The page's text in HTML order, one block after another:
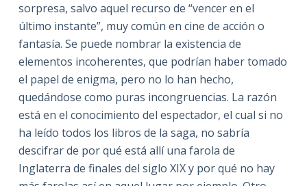
sorpresa, salvo aquel recurso de “vencer en el
último instante”, muy común en cine de acción o
fantasía. Se puede nombrar la existencia de
elementos incoherentes, que podrían haber tomado
el papel de enigma, pero no lo han hecho,
quedándose como puras incongruencias. La razón
está en el conocimiento del espectador, el cual si no
ha leído todos los libros de la saga, no sabría
descifrar de por qué está allí una farola de
Inglaterra de finales del siglo XIX y por qué no hay